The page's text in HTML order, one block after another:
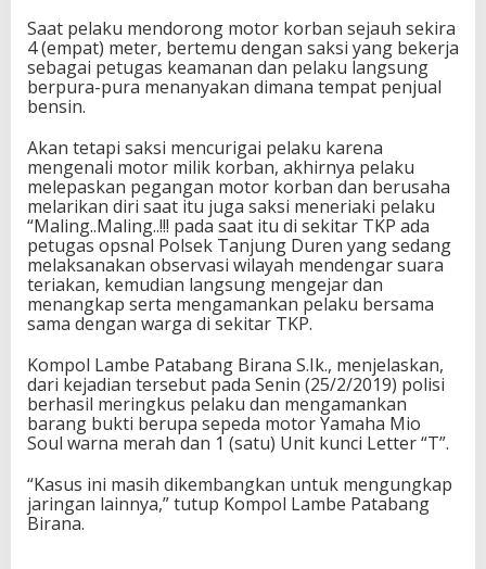
Saat pelaku mendorong motor korban sejauh sekira
4 (empat) meter, bertemu dengan saksi yang bekerja
sebagai petugas keamanan dan pelaku langsung
berpura-pura menanyakan dimana tempat penjual
bensin.
Akan tetapi saksi mencurigai pelaku karena
mengenali motor milik korban, akhirnya pelaku
melepaskan pegangan motor korban dan berusaha
melarikan diri saat itu juga saksi meneriaki pelaku
“Maling..Maling..!!! pada saat itu di sekitar TKP ada
petugas opsnal Polsek Tanjung Duren yang sedang
melaksanakan observasi wilayah mendengar suara
teriakan, kemudian langsung mengejar dan
menangkap serta mengamankan pelaku bersama
sama dengan warga di sekitar TKP.
Kompol Lambe Patabang Birana S.Ik., menjelaskan,
dari kejadian tersebut pada Senin (25/2/2019) polisi
berhasil meringkus pelaku dan mengamankan
barang bukti berupa sepeda motor Yamaha Mio
Soul warna merah dan 1 (satu) Unit kunci Letter “T”.
“Kasus ini masih dikembangkan untuk mengungkap
jaringan lainnya,” tutup Kompol Lambe Patabang
Birana.